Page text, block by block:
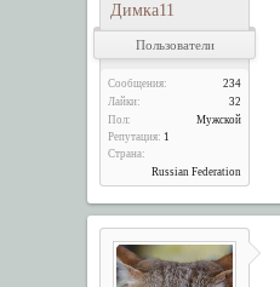
Димка11
Пользователи
Сообщения:
234
Лайки:
32
Пол:
Мужской
Репутация: 1
Страна:
Russian Federation